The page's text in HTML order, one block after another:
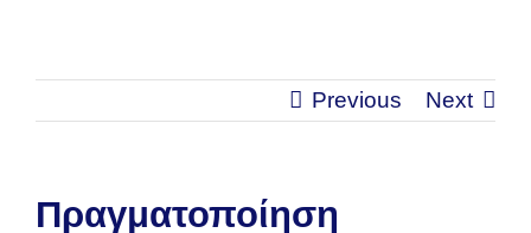
Previous Next
Πραγματοποίηση